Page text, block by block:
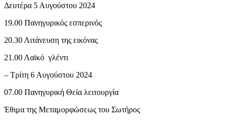
Δευτέρα 5 Αυγούστου 2024
19.00 Πανηγυρικός εσπερινός
20.30 Λιτάνευση της εικόνας
21.00 Λαϊκό γλέντι
– Τρίτη 6 Αυγούστου 2024
07.00 Πανηγυρική Θεία λειτουργία
Έθιμα της Μεταμορφώσεως του Σωτήρος